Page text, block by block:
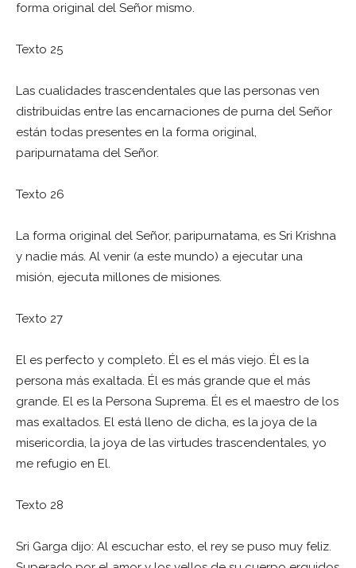
forma original del Señor mismo.
Texto 25
Las cualidades trascendentales que las personas ven
distribuidas entre las encarnaciones de purna del Señor
están todas presentes en la forma original,
paripurnatama del Señor.
Texto 26
La forma original del Señor, paripurnatama, es Sri Krishna
y nadie más. Al venir (a este mundo) a ejecutar una
misión, ejecuta millones de misiones.
Texto 27
El es perfecto y completo. Él es el más viejo. Él es la
persona más exaltada. Él es más grande que el más
grande. El es la Persona Suprema. Él es el maestro de los
mas exaltados. El está lleno de dicha, es la joya de la
misericordia, la joya de las virtudes trascendentales, yo
me refugio en El.
Texto 28
Sri Garga dijo: Al escuchar esto, el rey se puso muy feliz.